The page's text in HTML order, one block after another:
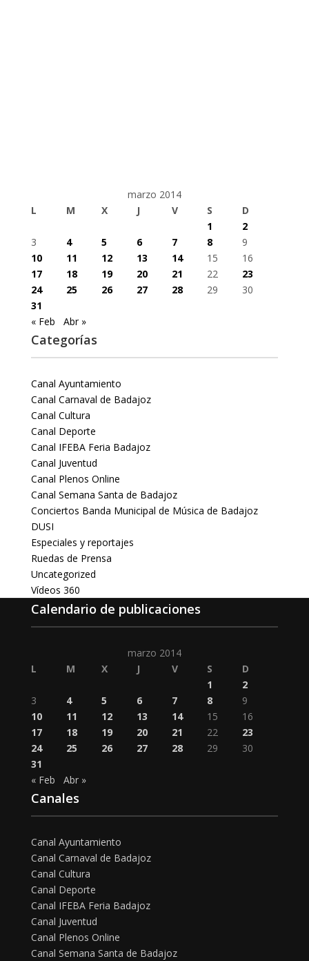
marzo 2014
L
M X J V S
D
1
2
3
4 5 6 7 8
9
10
11 12 13 14 15
16
17
18 19 20 21 22
23
24
25 26 27 28 29
30
31
« Feb
Abr »
Categorías
Canal Ayuntamiento
Canal Carnaval de Badajoz
Canal Cultura
Canal Deporte
Canal IFEBA Feria Badajoz
Canal Juventud
Canal Plenos Online
Canal Semana Santa de Badajoz
Conciertos Banda Municipal de Música de Badajoz
DUSI
Especiales y reportajes
Ruedas de Prensa
Uncategorized
Vídeos 360
Calendario de publicaciones
marzo 2014
L
M X J V S
D
1
2
3
4 5 6 7 8
9
10
11 12 13 14 15
16
17
18 19 20 21 22
23
24
25 26 27 28 29
30
31
« Feb
Abr »
Canales
Canal Ayuntamiento
Canal Carnaval de Badajoz
Canal Cultura
Canal Deporte
Canal IFEBA Feria Badajoz
Canal Juventud
Canal Plenos Online
Canal Semana Santa de Badajoz